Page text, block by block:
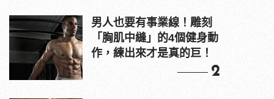
男人也要有事業線！雕刻
「胸肌中縫」的4個健身動
作，練出來才是真的巨！
2